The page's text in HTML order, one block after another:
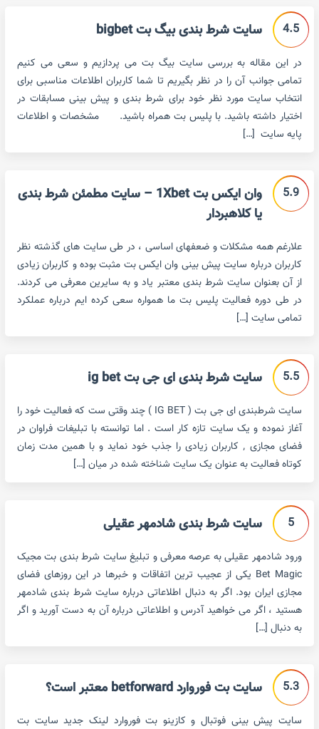
4.5 سایت شرط بندی بیگ بت bigbet
در این مقاله به بررسی سایت بیگ بت می پردازیم و سعی می کنیم
تمامی جوانب آن را در نظر بگیریم تا شما کاربران اطلاعات مناسبی برای
انتخاب سایت مورد نظر خود برای شرط بندی و پیش بینی مسابقات در
اختیار داشته باشید. با پلیس بت همراه باشید. مشخصات و اطلاعات
پایه سایت […]
5.9
وان ایکس بت 1Xbet – سایت مطمئن شرط بندی
یا کلاهبردار
علارغم همه مشکلات و ضعفهای اساسی ، در طی سایت های گذشته نظر
کاربران درباره سایت پیش بینی وان ایکس بت مثبت بوده و کاربران زیادی
از آن بعنوان سایت شرط بندی معتبر یاد و به سایرین معرفی می کردند.
در طی دوره فعالیت پلیس بت ما همواره سعی کرده ایم درباره عملکرد
تمامی سایت […]
5.5 سایت شرط بندی ای جی بت ig bet
سایت شرطبندی ای جی بت ( IG BET ) چند وقتی ست که فعالیت خود را
آغاز نموده و یک سایت تازه کار است . اما توانسته با تبلیغات فراوان در
فضای مجازی ٬ کاربران زیادی را جذب خود نماید و با همین مدت زمان
کوتاه فعالیت به عنوان یک سایت شناخته شده در میان […]
5 سایت شرط بندی شادمهر عقیلی
ورود شادمهر عقیلی به عرصه معرفی و تبلیغ سایت شرط بندی بت مجیک
Bet Magic یکی از عجیب ترین اتفاقات و خبرها در این روزهای فضای
مجازی ایران بود. اگر به دنبال اطلاعاتی درباره سایت شرط بندی شادمهر
هستید ، اگر می خواهید آدرس و اطلاعاتی درباره آن به دست آورید و اگر
به دنبال […]
5.3 سایت بت فوروارد betforward معتبر است؟
سایت پیش بینی فوتبال و کازینو بت فوروارد لینک جدید سایت بت